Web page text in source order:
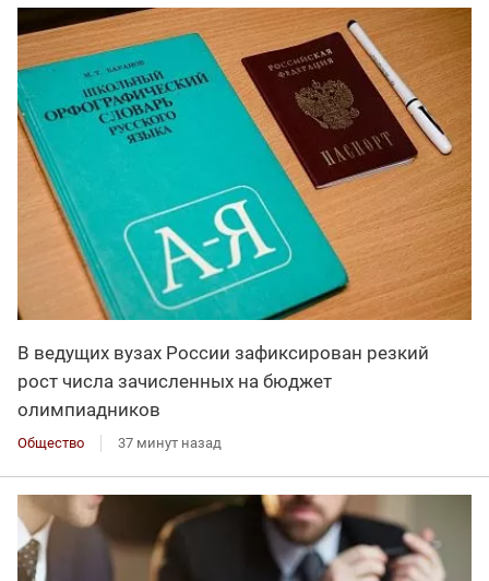
В ведущих вузах России зафиксирован резкий
рост числа зачисленных на бюджет
олимпиадников
Общество 37 минут назад